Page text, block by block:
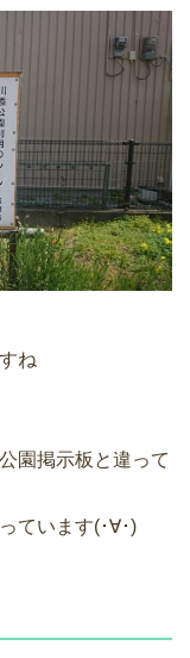
ね
園掲示板と違って
ています(･∀･)